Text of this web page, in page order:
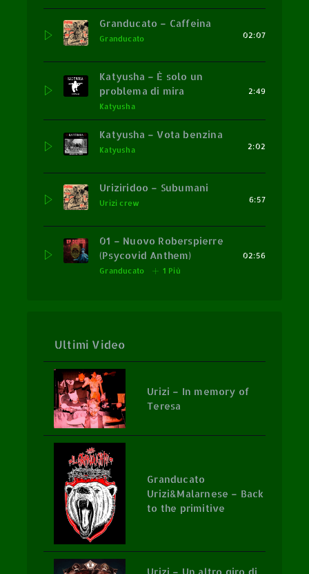
Granducato – Caffeina
Granducato 02:07
Katyusha – È solo un
problema di mira
Katyusha
2:49
Katyusha – Vota benzina
Katyusha 2:02
Uriziridoo – Subumani
Urizi crew 6:57
01 – Nuovo Roberspierre
(Psycovid Anthem)
Granducato 1 Più
02:56
Ultimi Video
Urizi – In memory of
Teresa
Granducato
Urizi&Malarnese – Back
to the primitive
Urizi – Un altro giro di